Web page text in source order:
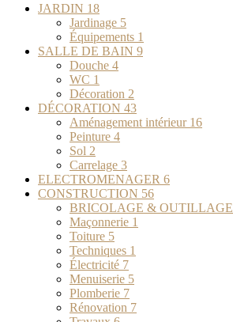
JARDIN 18
Jardinage 5
Équipements 1
SALLE DE BAIN 9
Douche 4
WC 1
Décoration 2
DÉCORATION 43
Aménagement intérieur 16
Peinture 4
Sol 2
Carrelage 3
ELECTROMENAGER 6
CONSTRUCTION 56
BRICOLAGE & OUTILLAGE
Maçonnerie 1
Toiture 5
Techniques 1
Électricité 7
Menuiserie 5
Plomberie 7
Rénovation 7